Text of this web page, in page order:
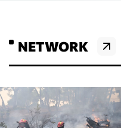
NETWORK